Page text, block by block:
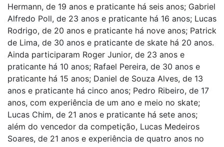
Hermann, de 19 anos e praticante há seis anos; Gabriel
Alfredo Poll, de 23 anos e praticante há 16 anos; Lucas
Rodrigo, de 20 anos e praticante há nove anos; Patrick
de Lima, de 30 anos e praticante de skate há 20 anos.
Ainda participaram Roger Junior, de 23 anos e
praticante há 10 anos; Rafael Pereira, de 30 anos e
praticante há 15 anos; Daniel de Souza Alves, de 13
anos e praticante há cinco anos; Pedro Ribeiro, de 17
anos, com experiência de um ano e meio no skate;
Lucas Chim, de 21 anos e praticante há sete anos;
além do vencedor da competição, Lucas Medeiros
Soares, de 21 anos e experiência de quatro anos no